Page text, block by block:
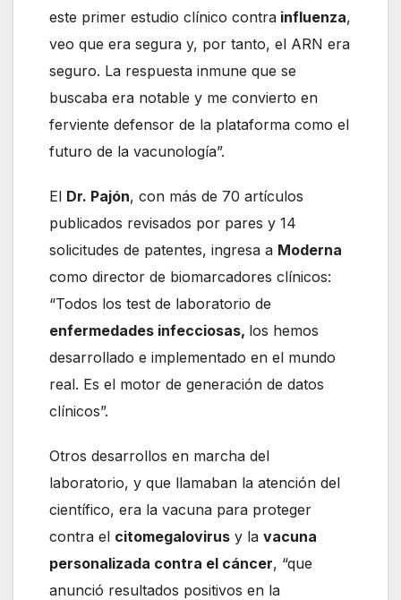
este primer estudio clínico contra influenza,
veo que era segura y, por tanto, el ARN era
seguro. La respuesta inmune que se
buscaba era notable y me convierto en
ferviente defensor de la plataforma como el
futuro de la vacunología”.
El Dr. Pajón, con más de 70 artículos
publicados revisados por pares y 14
solicitudes de patentes, ingresa a Moderna
como director de biomarcadores clínicos:
“Todos los test de laboratorio de
enfermedades infecciosas, los hemos
desarrollado e implementado en el mundo
real. Es el motor de generación de datos
clínicos”.
Otros desarrollos en marcha del
laboratorio, y que llamaban la atención del
científico, era la vacuna para proteger
contra el citomegalovirus y la vacuna
personalizada contra el cáncer, “que
anunció resultados positivos en la